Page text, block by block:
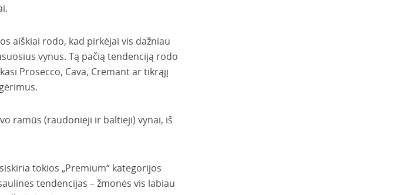
aiškiai rodo, kad pirkėjai vis dažniau
vynus. Tą pačią tendenciją rodo
Prosecco, Cava, Cremant ar tikrąjį
ramūs (raudonieji ir baltieji) vynai, iš
tokios „Premium“ kategorijos
tendencijas – žmonės vis labiau